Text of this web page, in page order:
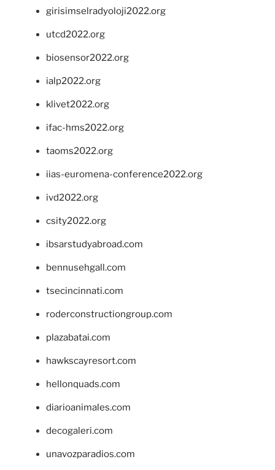
girisimselradyoloji2022.org
utcd2022.org
biosensor2022.org
ialp2022.org
klivet2022.org
ifac-hms2022.org
taoms2022.org
iias-euromena-conference2022.org
ivd2022.org
csity2022.org
ibsarstudyabroad.com
bennusehgall.com
tsecincinnati.com
roderconstructiongroup.com
plazabatai.com
hawkscayresort.com
hellonquads.com
diarioanimales.com
decogaleri.com
unavozparadios.com